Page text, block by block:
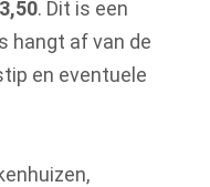
. Dit is een
hangt af van de
en eventuele